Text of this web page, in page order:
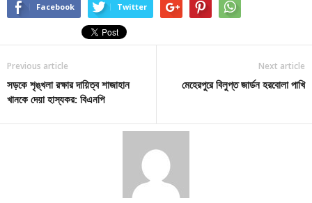
Facebook Twitter
Previous article
সড়কে শৃঙ্খলা রক্ষার দায়িত্ব শাজাহান
খানকে দেয়া হাস্যকর: বিএনপি
Next article
মেহেরপুরে বিলুপ্ত জার্ডন হরবোলা পাখি